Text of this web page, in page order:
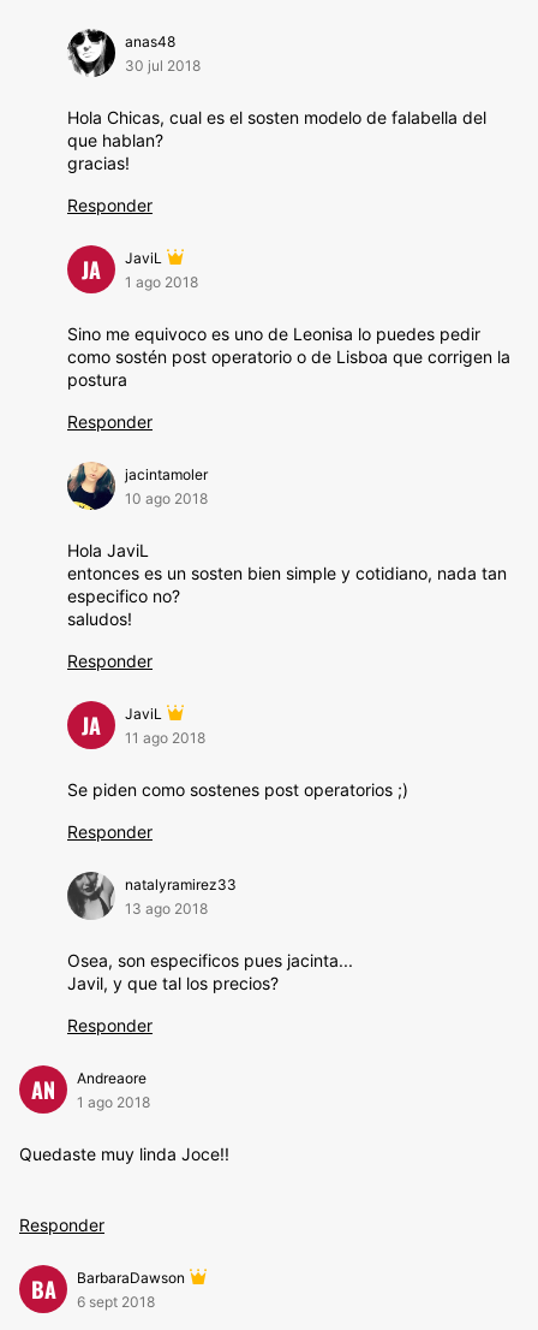
anas48
30 jul 2018
Hola Chicas, cual es el sosten modelo de falabella del
que hablan?
gracias!
Responder
JA
JaviL
1 ago 2018
Sino me equivoco es uno de Leonisa lo puedes pedir
como sostén post operatorio o de Lisboa que corrigen la
postura
Responder
jacintamoler
10 ago 2018
Hola JaviL
entonces es un sosten bien simple y cotidiano, nada tan
especifico no?
saludos!
Responder
JA
JaviL
11 ago 2018
Se piden como sostenes post operatorios ;)
Responder
natalyramirez33
13 ago 2018
Osea, son especificos pues jacinta...
Javil, y que tal los precios?
Responder
AN
Andreaore
1 ago 2018
Quedaste muy linda Joce!!
Responder
BA
BarbaraDawson
6 sept 2018